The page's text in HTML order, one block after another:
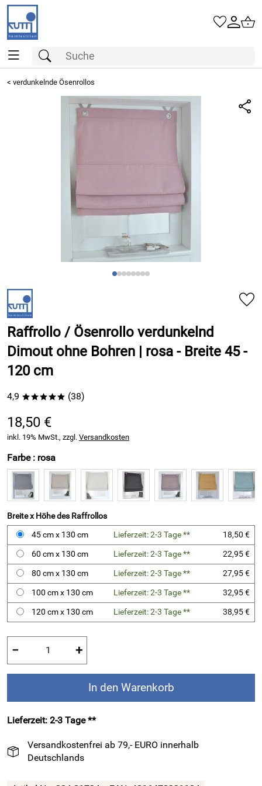
< verdunkelnde Ösenrollos
Raffrollo / Ösenrollo verdunkelnd
Dimout ohne Bohren | rosa - Breite 45 -
120 cm
4,9 ***** (38)
18,50 €
inkl. 19% MwSt., zzgl. Versandkosten
Farbe : rosa
Breite x Höhe des Raffrollos
45 cm x 130 cm
Lieferzeit: 2-3 Tage **
18,50 €
60 cm x 130 cm
Lieferzeit: 2-3 Tage **
22,95 €
80 cm x 130 cm
Lieferzeit: 2-3 Tage **
27,95 €
100 cm x 130 cm
Lieferzeit: 2-3 Tage **
32,95 €
120 cm x 130 cm
Lieferzeit: 2-3 Tage ** 38,95 €
− +
In den Warenkorb
Lieferzeit: 2-3 Tage **
Versandkostenfrei ab 79,- EURO innerhalb
Deutschlands